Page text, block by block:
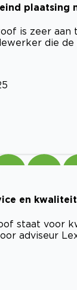
plaatsing
is zeer
die
en
staat voor
adviseur